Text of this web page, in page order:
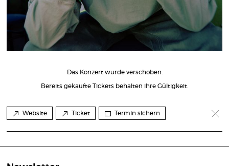
Das Konzert wurde verschoben.
Bereits gekaufte Tickets behalten ihre Gültigkeit.
Website Ticket Termin sichern